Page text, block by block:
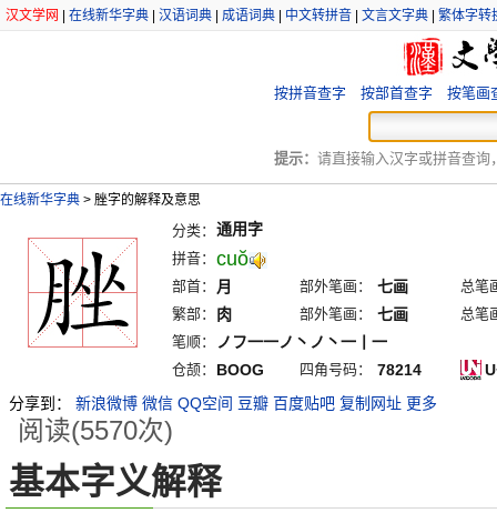
汉文学网 在线新华字典 汉语词典 成语词典 中文转拼音 文言文字典 繁体字转
按拼音查字 按部首查字 按笔画
提示： 请直接输入汉字或拼音查询
在线新华字典 > 脞字的解释及意思
分类： 通用字
拼音： cuŏ
部首： 月 部外笔画： 七画
总笔
繁部：
肉 部外笔画： 七画
总笔
笔顺：
ノフ一一ノ丶ノ丶一丨一
仓颉： BOOG 四角号码： 78214
分享到：
新浪微博 微信 QQ空间 豆瓣 百度贴吧 复制网址 更多
阅读(5570次)
基本字义解释